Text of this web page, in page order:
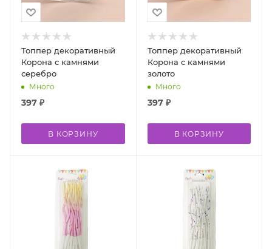
Топпер декоративный
Корона с камнями
серебро
Много
397 ₽
В КОРЗИНУ
Топпер декоративный
Корона с камнями
золото
Много
397₽
В КОРЗИНУ